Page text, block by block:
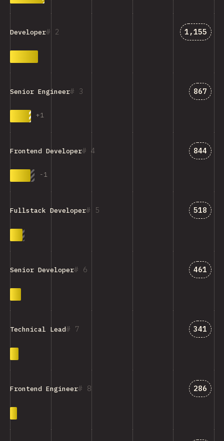
2
Developer คำตอบที่ต
1,155
3
Senior Engineer
+1
คำตอบ
867
4
Frontend Developer
-1
คำตอบ
844
5
Fullstack Developer คำตอบ
518
6
Senior Developer คำตอบ
461
7
Technical Lead คำตอบ
341
8
Frontend Engineer คำตอบ
286